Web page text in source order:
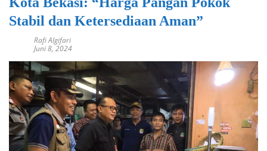
Stabil dan Ketersediaan Aman”
Rafi Algifari
Juni 8, 2024